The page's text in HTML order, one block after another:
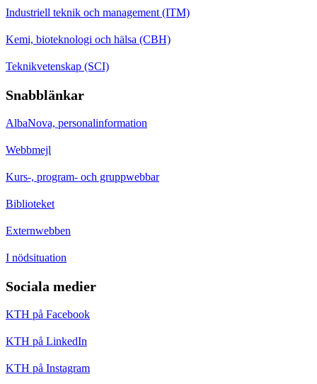
Industriell teknik och management (ITM)
Kemi, bioteknologi och hälsa (CBH)
Teknikvetenskap (SCI)
Snabblänkar
AlbaNova, personalinformation
Webbmejl
Kurs-, program- och gruppwebbar
Biblioteket
Externwebben
I nödsituation
Sociala medier
KTH på Facebook
KTH på LinkedIn
KTH på Instagram